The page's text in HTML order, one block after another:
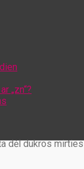
„zn“?
dėl dukros mirties